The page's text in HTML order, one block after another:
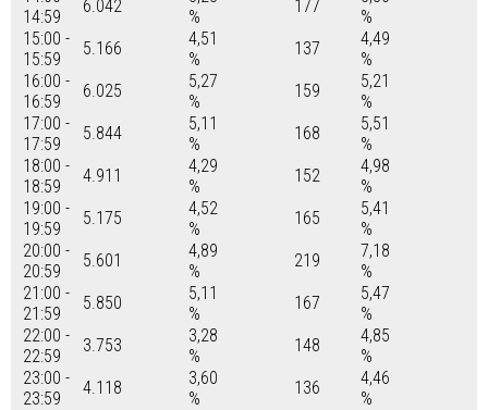
14:59
6.042
%
177
%
15:00 -
15:59
5.166
4,51
%
137
4,49
%
16:00 -
16:59
6.025
5,27
%
159
5,21
%
17:00 -
17:59
5.844
5,11
%
168
5,51
%
18:00 -
18:59
4.911
4,29
%
152
4,98
%
19:00 -
19:59
5.175
4,52
%
165
5,41
%
20:00 -
20:59
5.601
4,89
%
219
7,18
%
21:00 -
21:59
5.850
5,11
%
167
5,47
%
22:00 -
22:59
3.753
3,28
%
148
4,85
%
23:00 -
23:59
4.118
3,60
%
136
4,46
%